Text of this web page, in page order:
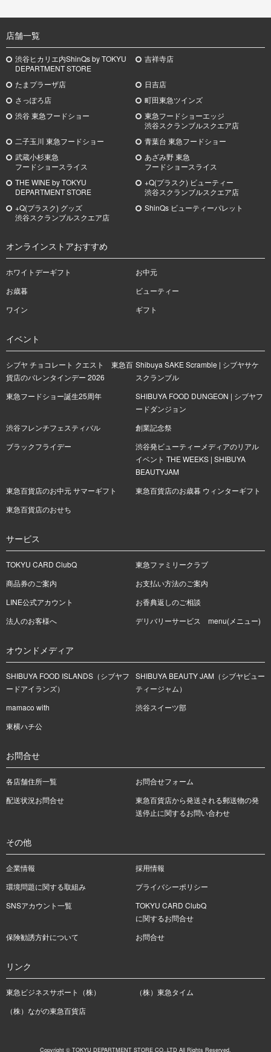
店舗一覧
渋谷ヒカリエ内ShinQs by TOKYU
DEPARTMENT STORE
吉祥寺店
たまプラーザ店
日吉店
さっぽろ店
町田東急ツインズ
渋谷 東急フードショー
東急フードショーエッジ
渋谷スクランブルスクエア店
二子玉川 東急フードショー
青葉台 東急フードショー
武蔵小杉東急
フードショースライス
あざみ野東急
フードショースライス
THE WINE by TOKYU
DEPARTMENT STORE
+Q(プラスク) ビューティー
渋谷スクランブルスクエア店
+Q(プラスク) グッズ
渋谷スクランブルスクエア店
ShinQs ビューティーパレット
オンラインストアおすすめ
ホワイトデーギフト
お中元
お歳暮
ビューティー
ワイン
ギフト
イベント
シブヤ チョコレート クエスト 東急百
貨店のバレンタインデー 2026
Shibuya SAKE Scramble | シブヤサケ
スクランブル
東急フードショー誕生25周年
SHIBUYA FOOD DUNGEON | シブヤフ
ードダンジョン
渋谷フレンチフェスティバル
創業記念祭
ブラックフライデー
渋谷発ビューティーメディアのリアル
イベント THE WEEKS | SHIBUYA
BEAUTYJAM
東急百貨店のお中元 サマーギフト
東急百貨店のお歳暮 ウィンターギフト
東急百貨店のおせち
サービス
TOKYU CARD ClubQ
東急ファミリークラブ
商品券のご案内
お支払い方法のご案内
LINE公式アカウント
お香典返しのご相談
法人のお客様へ
デリバリーサービス menu(メニュー)
オウンドメディア
SHIBUYA FOOD ISLANDS（シブヤフ
ードアイランズ）
SHIBUYA BEAUTY JAM（シブヤビュー
ティージャム）
mamaco with
渋谷スイーツ部
東横ハチ公
お問合せ
各店舗住所一覧
お問合せフォーム
配送状況お問合せ
東急百貨店から発送される郵送物の発
送停止に関するお問い合わせ
その他
企業情報
採用情報
環境問題に関する取組み
プライバシーポリシー
SNSアカウント一覧
TOKYU CARD ClubQ
に関するお問合せ
保険勧誘方針について
お問合せ
リンク
東急ビジネスサポート（株）
（株）東急タイム
（株）ながの東急百貨店
Copyright © TOKYU DEPARTMENT STORE CO.,LTD All Rights Reserved.